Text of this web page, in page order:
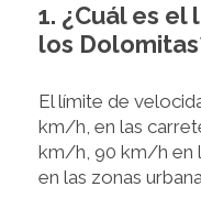
1. ¿Cuál es
los
El límite de
km/h, en las
km/h, 90 km/h en
en las zonas